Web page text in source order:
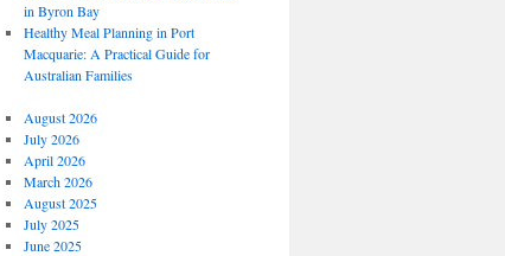
in Byron Bay
Healthy Meal Planning in Port
Macquarie: A Practical Guide for
Australian Families
August 2026
July 2026
April 2026
March 2026
August 2025
July 2025
June 2025